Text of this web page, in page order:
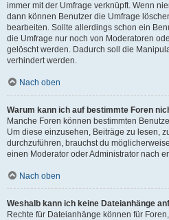
immer mit der Umfrage verknüpft. Wenn
dann können Benutzer die Umfrage
bearbeiten. Sollte allerdings schon ein
die Umfrage nur noch von Moderatoren
gelöscht werden. Dadurch soll die
verhindert werden.
Nach oben
Warum kann ich auf bestimmte Foren
Manche Foren können bestimmten
Um diese einzusehen, Beiträge zu lesen,
durchzuführen, brauchst du
einen Moderator oder Administrator nach
Nach oben
Weshalb kann ich keine Dateianhänge
Rechte für Dateianhänge können für